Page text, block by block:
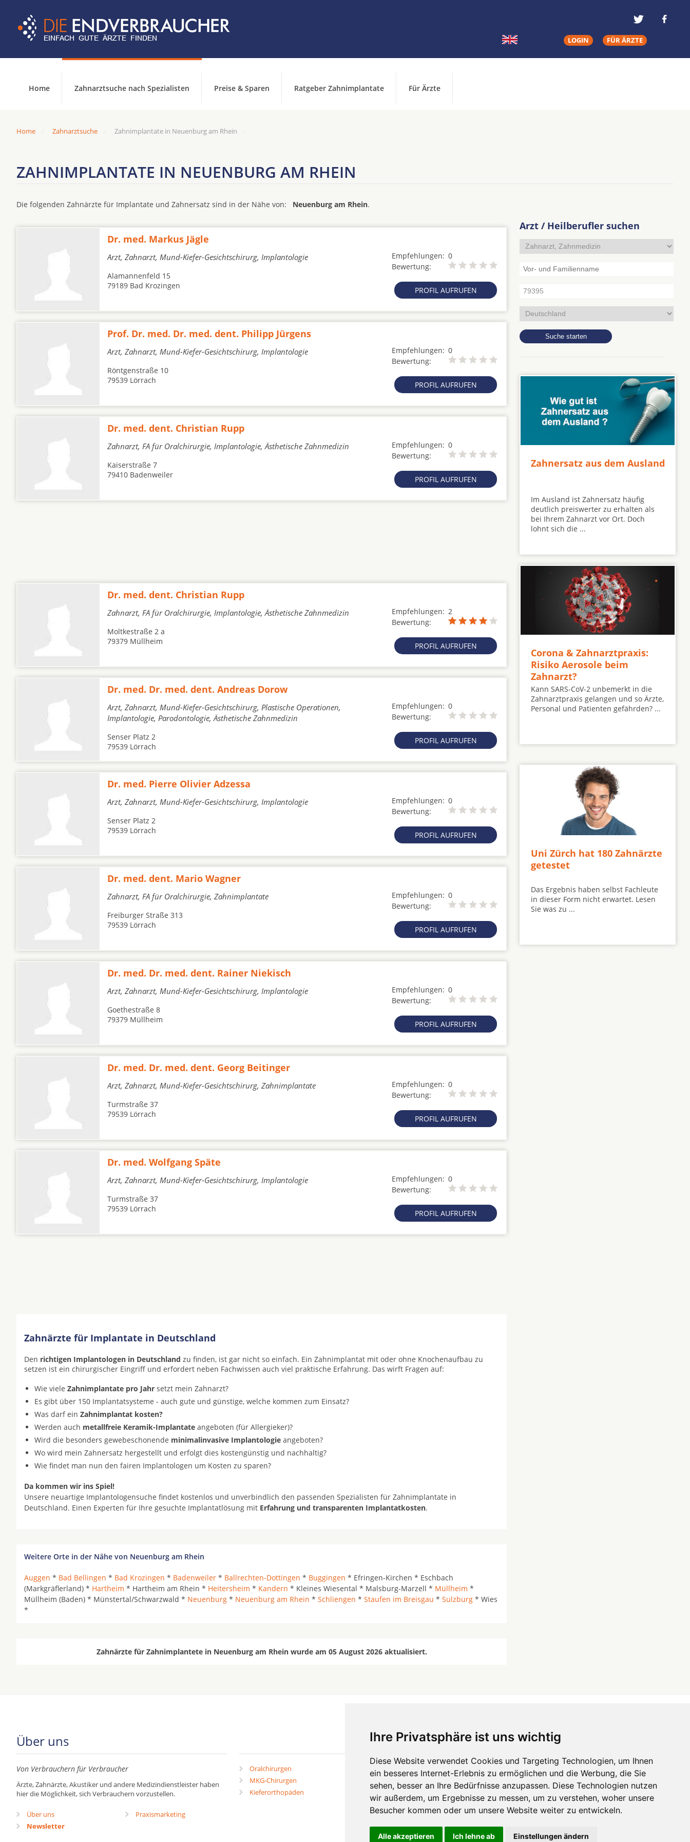
Ihre Privatsphäre ist uns wichtig
Diese Website verwendet Cookies und Targeting Technologien, um Ihnen
ein besseres Internet-Erlebnis zu ermöglichen und die Werbung, die Sie
sehen, besser an Ihre Bedürfnisse anzupassen. Diese Technologien nutzen
wir außerdem, um Ergebnisse zu messen, um zu verstehen, woher unsere
Besucher kommen oder um unsere Website weiter zu entwickeln.
Alle akzeptieren Ich lehne ab Einstellungen ändern
LOGIN FÜR ÄRZTE
Home Zahnarztsuche nach Spezialisten Preise & Sparen Ratgeber Zahnimplantate Für Ärzte
Home Zahnarztsuche Zahnimplantate in Neuenburg am Rhein
ZAHNIMPLANTATE IN NEUENBURG AM RHEIN
Die folgenden Zahnärzte für Implantate und Zahnersatz sind in der Nähe von: Neuenburg am Rhein.
Dr. med. Markus Jägle
Arzt, Zahnarzt, Mund-Kiefer-Gesichtschirurg, Implantologie Empfehlungen: 0
Bewertung:
PROFIL AUFRUFEN
Alamannenfeld 15
79189 Bad Krozingen
Prof. Dr. med. Dr. med. dent. Philipp Jürgens
Arzt, Zahnarzt, Mund-Kiefer-Gesichtschirurg, Implantologie Empfehlungen: 0
Bewertung:
PROFIL AUFRUFEN
Röntgenstraße 10
79539 Lörrach
Dr. med. dent. Christian Rupp
Zahnarzt, FA für Oralchirurgie, Implantologie, Ästhetische Zahnmedizin Empfehlungen: 0
Bewertung:
PROFIL AUFRUFEN
Kaiserstraße 7
79410 Badenweiler
Dr. med. dent. Christian Rupp
Zahnarzt, FA für Oralchirurgie, Implantologie, Ästhetische Zahnmedizin Empfehlungen: 2
Bewertung:
PROFIL AUFRUFEN
Moltkestraße 2 a
79379 Müllheim
Dr. med. Dr. med. dent. Andreas Dorow
Arzt, Zahnarzt, Mund-Kiefer-Gesichtschirurg, Plastische Operationen,
Implantologie, Parodontologie, Ästhetische Zahnmedizin
Empfehlungen: 0
Bewertung:
PROFIL AUFRUFEN
Senser Platz 2
79539 Lörrach
Dr. med. Pierre Olivier Adzessa
Arzt, Zahnarzt, Mund-Kiefer-Gesichtschirurg, Implantologie Empfehlungen: 0
Bewertung:
PROFIL AUFRUFEN
Senser Platz 2
79539 Lörrach
Dr. med. dent. Mario Wagner
Zahnarzt, FA für Oralchirurgie, Zahnimplantate Empfehlungen: 0
Bewertung:
PROFIL AUFRUFEN
Freiburger Straße 313
79539 Lörrach
Dr. med. Dr. med. dent. Rainer Niekisch
Arzt, Zahnarzt, Mund-Kiefer-Gesichtschirurg, Implantologie Empfehlungen: 0
Bewertung:
PROFIL AUFRUFEN
Goethestraße 8
79379 Müllheim
Dr. med. Dr. med. dent. Georg Beitinger
Arzt, Zahnarzt, Mund-Kiefer-Gesichtschirurg, Zahnimplantate Empfehlungen: 0
Bewertung:
PROFIL AUFRUFEN
Turmstraße 37
79539 Lörrach
Dr. med. Wolfgang Späte
Arzt, Zahnarzt, Mund-Kiefer-Gesichtschirurg, Implantologie Empfehlungen: 0
Bewertung:
PROFIL AUFRUFEN
Turmstraße 37
79539 Lörrach
Zahnärzte für Implantate in Deutschland
Den richtigen Implantologen in Deutschland zu finden, ist gar nicht so einfach. Ein Zahnimplantat mit oder ohne Knochenaufbau zu
setzen ist ein chirurgischer Eingriff und erfordert neben Fachwissen auch viel praktische Erfahrung. Das wirft Fragen auf:
Wie viele Zahnimplantate pro Jahr setzt mein Zahnarzt?
Es gibt über 150 Implantatsysteme - auch gute und günstige, welche kommen zum Einsatz?
Was darf ein Zahnimplantat kosten?
Werden auch metallfreie Keramik-Implantate angeboten (für Allergieker)?
Wird die besonders gewebeschonende minimalinvasive Implantologie angeboten?
Wo wird mein Zahnersatz hergestellt und erfolgt dies kostengünstig und nachhaltig?
Wie findet man nun den fairen Implantologen um Kosten zu sparen?
Da kommen wir ins Spiel!
Unsere neuartige Implantologensuche findet kostenlos und unverbindlich den passenden Spezialisten für Zahnimplantate in
Deutschland. Einen Experten für Ihre gesuchte Implantatlösung mit Erfahrung und transparenten Implantatkosten.
Weitere Orte in der Nähe von Neuenburg am Rhein
Auggen * Bad Bellingen * Bad Krozingen * Badenweiler * Ballrechten-Dottingen * Buggingen * Efringen-Kirchen * Eschbach
(Markgräflerland) * Hartheim * Hartheim am Rhein * Heitersheim * Kandern * Kleines Wiesental * Malsburg-Marzell * Müllheim *
Müllheim (Baden) * Münstertal/Schwarzwald * Neuenburg * Neuenburg am Rhein * Schliengen * Staufen im Breisgau * Sulzburg * Wies
*
Zahnärzte für Zahnimplantete in Neuenburg am Rhein wurde am 05 August 2026 aktualisiert.
Arzt / Heilberufler suchen
Zahnersatz aus dem Ausland
Im Ausland ist Zahnersatz häufig
deutlich preiswerter zu erhalten als
bei Ihrem Zahnarzt vor Ort. Doch
lohnt sich die ...
Corona & Zahnarztpraxis:
Risiko Aerosole beim
Zahnarzt?
Kann SARS-CoV-2 unbemerkt in die
Zahnarztpraxis gelangen und so Ärzte,
Personal und Patienten gefährden? ...
Uni Zürch hat 180 Zahnärzte
getestet
Das Ergebnis haben selbst Fachleute
in dieser Form nicht erwartet. Lesen
Sie was zu ...
Über uns
Von Verbrauchern für Verbraucher
Ärzte, Zahnärzte, Akustiker und andere Medizindienstleister haben
hier die Möglichkeit, sich Verbrauchern vorzustellen.
Über uns
Newsletter
Praxismarketing
mehr ...
Oralchirurgen
MKG-Chirurgen
Kieferorthopäden
Zahnärzte in Städten
Zahnärzte in Stadtteilen
Hörgeräte die-endverbraucher.com